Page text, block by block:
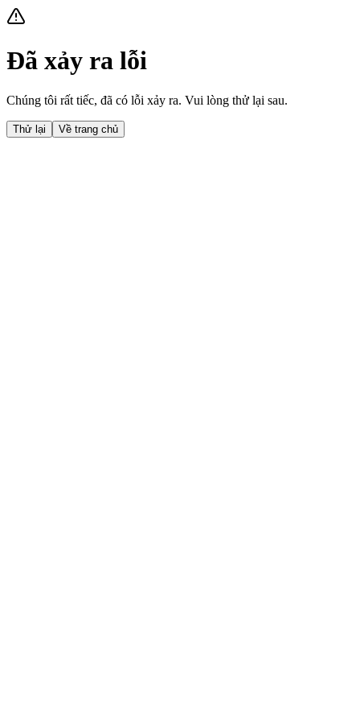
Đã xảy ra lỗi
Chúng tôi rất tiếc, đã có lỗi xảy ra. Vui lòng thử lại sau.
Thử lại Về trang chủ